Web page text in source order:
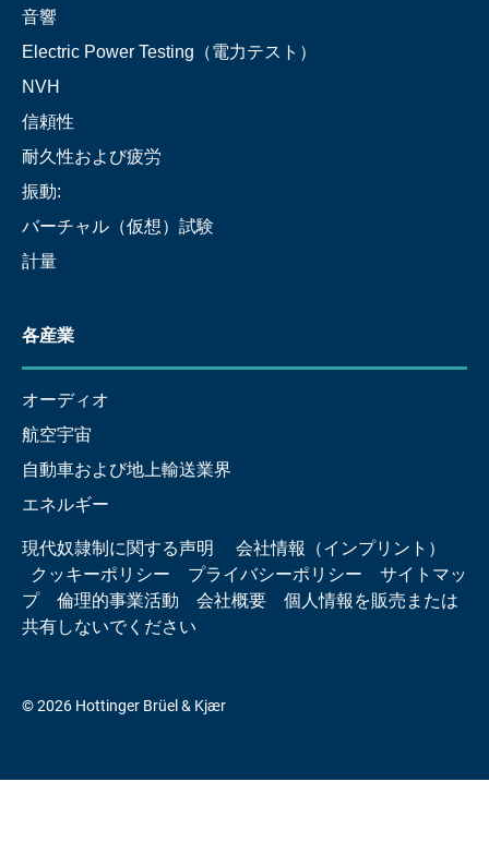
音響
Electric Power Testing（電力テスト）
NVH
信頼性
耐久性および疲労
振動:
バーチャル（仮想）試験
計量
各産業
オーディオ
航空宇宙
自動車および地上輸送業界
エネルギー
現代奴隷制に関する声明
会社情報（インプリント）
クッキーポリシー
プライバシーポリシー
サイトマッ
プ
倫理的事業活動 会社概要
個人情報を販売または
共有しないでください
© 2026 Hottinger Brüel & Kjær